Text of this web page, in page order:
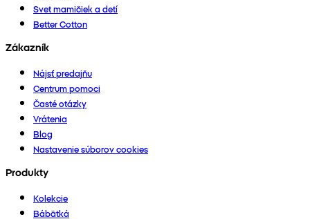
Svet mamičiek a detí
Better Cotton
Zákazník
Nájsť predajňu
Centrum pomoci
Časté otázky
Vrátenia
Blog
Nastavenie súborov cookies
Produkty
Kolekcie
Bábätká